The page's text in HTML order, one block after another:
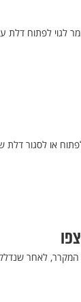
לגוי לפתוח דלת
או לסגור דלת
המקרר, לאחר